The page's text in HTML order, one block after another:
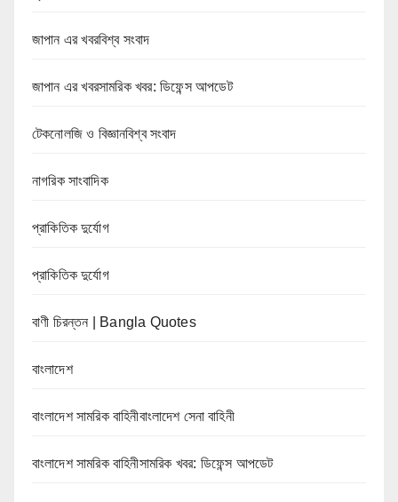
জাপান এর খবরবিশ্ব সংবাদ
জাপান এর খবরসামরিক খবর: ডিফেন্স আপডেট
টেকনোলজি ও বিজ্ঞানবিশ্ব সংবাদ
নাগরিক সাংবাদিক
প্রাকিতিক দুর্যোগ
প্রাকিতিক দুর্যোগ
বাণী চিরন্তন | Bangla Quotes
বাংলাদেশ
বাংলাদেশ সামরিক বাহিনীবাংলাদেশ সেনা বাহিনী
বাংলাদেশ সামরিক বাহিনীসামরিক খবর: ডিফেন্স আপডেট